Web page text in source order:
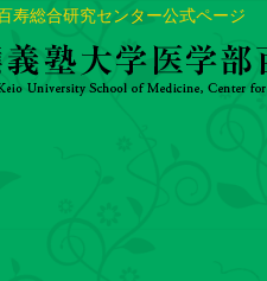
寿総合研究センター公式ページ